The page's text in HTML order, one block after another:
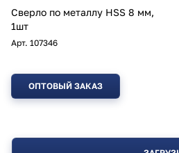
Сверло по металлу HSS 8 мм,
1шт
Арт. 107346
ОПТОВЫЙ ЗАКАЗ